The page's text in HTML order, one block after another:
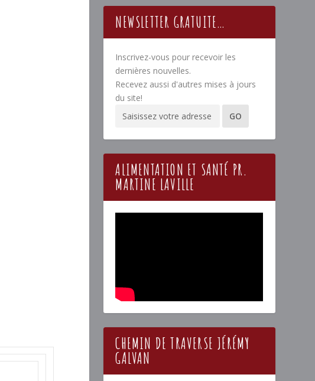
NEWSLETTER GRATUITE…
Inscrivez-vous pour recevoir les
dernières nouvelles.
Recevez aussi d'autres mises à jours
du site!
ALIMENTATION ET SANTÉ PR.
MARTINE LAVILLE
CHEMIN DE TRAVERSE JÉRÉMY
GALVAN